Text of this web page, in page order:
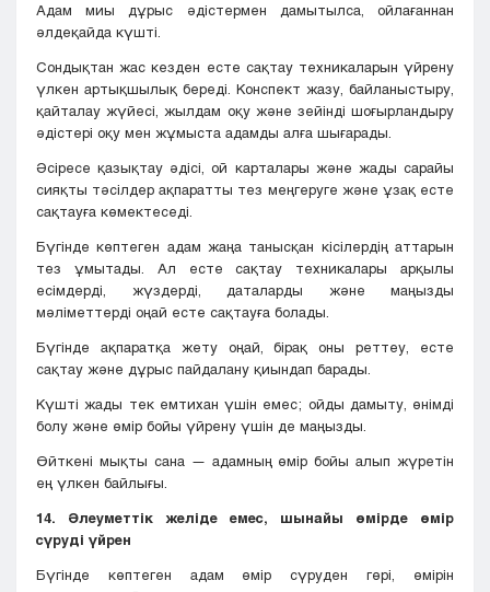
Адам миы дұрыс әдістермен дамытылса, ойлағаннан
әлдеқайда күшті.
Сондықтан жас кезден есте сақтау техникаларын үйрену
үлкен артықшылық береді. Конспект жазу, байланыстыру,
қайталау жүйесі, жылдам оқу және зейінді шоғырландыру
әдістері оқу мен жұмыста адамды алға шығарады.
Әсіресе қазықтау әдісі, ой карталары және жады сарайы
сияқты тәсілдер ақпаратты тез меңгеруге және ұзақ есте
сақтауға көмектеседі.
Бүгінде көптеген адам жаңа танысқан кісілердің аттарын
тез ұмытады. Ал есте сақтау техникалары арқылы
есімдерді, жүздерді, даталарды және маңызды
мәліметтерді оңай есте сақтауға болады.
Бүгінде ақпаратқа жету оңай, бірақ оны реттеу, есте
сақтау және дұрыс пайдалану қиындап барады.
Күшті жады тек емтихан үшін емес; ойды дамыту, өнімді
болу және өмір бойы үйрену үшін де маңызды.
Өйткені мықты сана — адамның өмір бойы алып жүретін
ең үлкен байлығы.
14. Әлеуметтік желіде емес, шынайы өмірде өмір
сүруді үйрен
Бүгінде көптеген адам өмір сүруден гөрі, өмірін